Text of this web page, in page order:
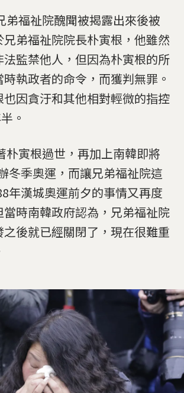
弟福祉院醜聞被揭露出來後被
弟福祉院院長朴寅根，他雖然
監禁他人，但因為朴寅根的所
執政者的命令，而獲判無罪。
因貪汙和其他相對輕微的指控
。
朴寅根過世，再加上南韓即將
冬季奧運，而讓兄弟福祉院這
年漢城奧運前夕的事情又再度
時南韓政府認為，兄弟福祉院
後就已經關閉了，現在很難重